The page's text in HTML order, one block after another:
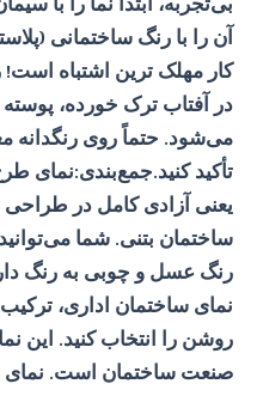
آن را با رنگ ساختمانی
کار مهلک ترین اشتباه
در آفتاب ترک خورده،
می‌شود. حتماً روی رنگدانه
تأکید کنید.جمع‌بندی:نمای
یعنی آزادی کامل در طراحی
ساختمان بتنی. شما
رنگ عسل و چوبی به رنگ
نمای ساختمان اداری،
روشن را انتخاب کنید. این
صنعت ساختمان است. نمای